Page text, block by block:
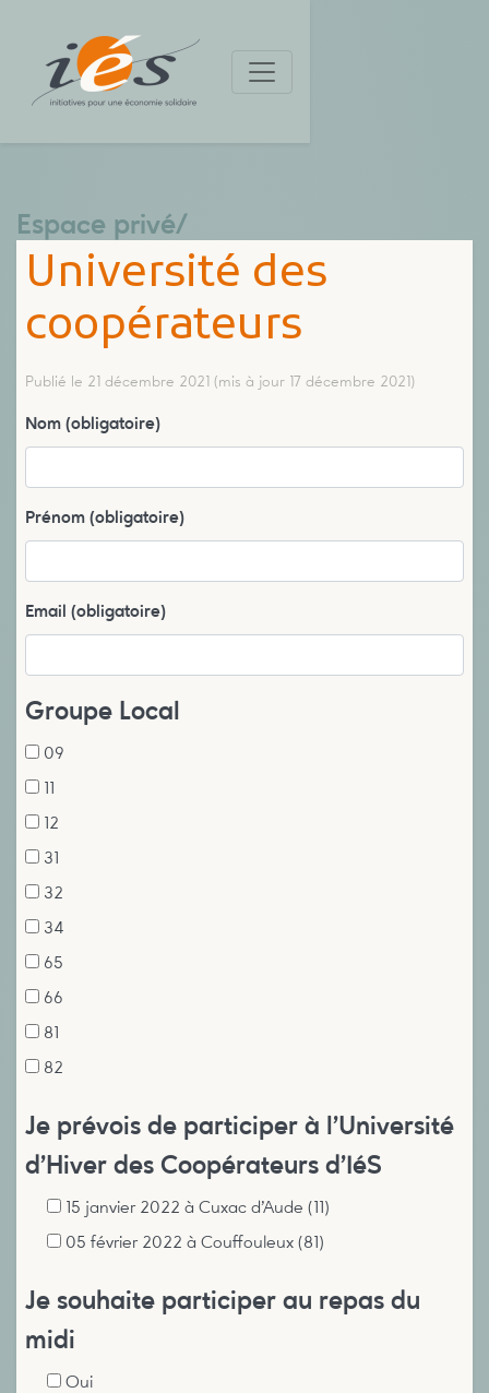
Université des
coopérateurs
Publié le 21 décembre 2021 (mis à jour 17 décembre 2021)
Nom (obligatoire)
Prénom (obligatoire)
Email (obligatoire)
Groupe Local
09
12
31
32
34
65
66
81
82
Je prévois de participer à l'Université
d'Hiver des Coopérateurs d'IéS
15 janvier 2022 à Cuxac d'Aude (11)
05 février 2022 à Couffouleux (81)
Je souhaite participer au repas du
midi
Oui
Espace privé/